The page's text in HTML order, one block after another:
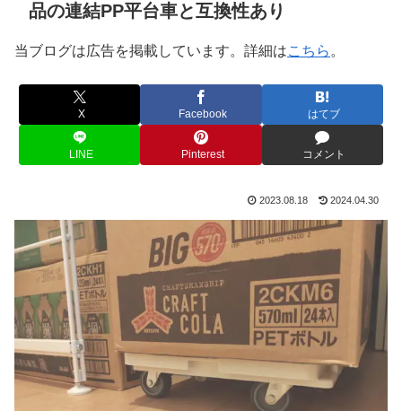
品の連結PP平台車と互換性あり
当ブログは広告を掲載しています。詳細はこちら 。
X Facebook はてブ
LINE Pinterest コメント
2023.08.18 2024.04.30